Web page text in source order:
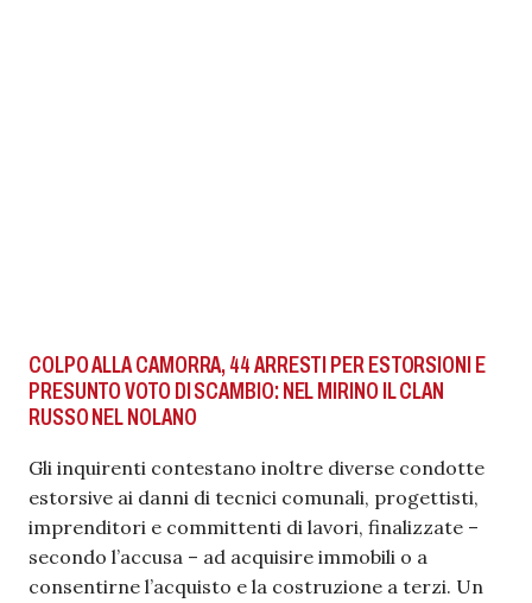
COLPO ALLA CAMORRA, 44 ARRESTI PER ESTORSIONI E
PRESUNTO VOTO DI SCAMBIO: NEL MIRINO IL CLAN
RUSSO NEL NOLANO
Gli inquirenti contestano inoltre diverse condotte
estorsive ai danni di tecnici comunali, progettisti,
imprenditori e committenti di lavori, finalizzate –
secondo l’accusa – ad acquisire immobili o a
consentirne l’acquisto e la costruzione a terzi. Un